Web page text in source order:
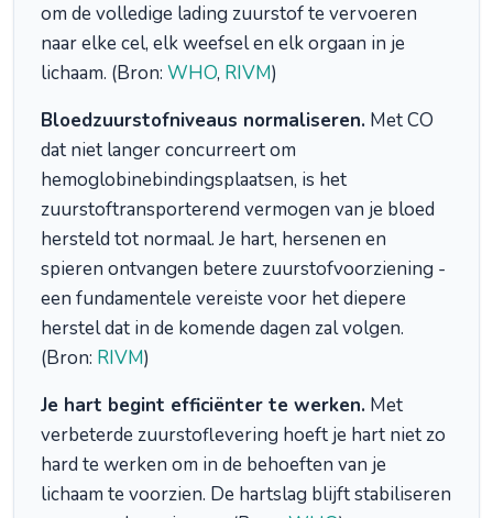
om de volledige lading zuurstof te vervoeren
naar elke cel, elk weefsel en elk orgaan in je
lichaam. (Bron: WHO, RIVM)
Bloedzuurstofniveaus normaliseren. Met CO
dat niet langer concurreert om
hemoglobinebindingsplaatsen, is het
zuurstoftransporterend vermogen van je bloed
hersteld tot normaal. Je hart, hersenen en
spieren ontvangen betere zuurstofvoorziening -
een fundamentele vereiste voor het diepere
herstel dat in de komende dagen zal volgen.
(Bron: RIVM)
Je hart begint efficiënter te werken. Met
verbeterde zuurstoflevering hoeft je hart niet zo
hard te werken om in de behoeften van je
lichaam te voorzien. De hartslag blijft stabiliseren